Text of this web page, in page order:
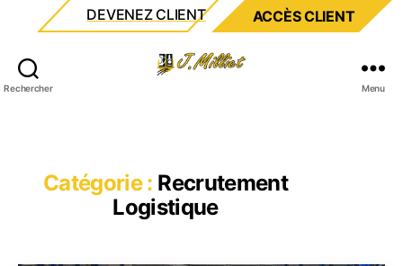
DEVENEZ CLIENT ACCÈS CLIENT
Rechercher Menu
Catégorie : Recrutement
Logistique